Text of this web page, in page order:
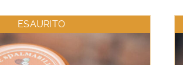
ESAURITO